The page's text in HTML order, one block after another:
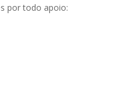
por todo apoio: